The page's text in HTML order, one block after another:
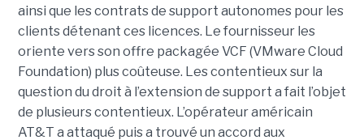
ainsi que les contrats de support autonomes pour les
clients détenant ces licences. Le fournisseur les
oriente vers son offre packagée VCF (VMware Cloud
Foundation) plus coûteuse. Les contentieux sur la
question du droit à l’extension de support a fait l’objet
de plusieurs contentieux. L’opérateur américain
AT&T a attaqué puis a trouvé un accord aux